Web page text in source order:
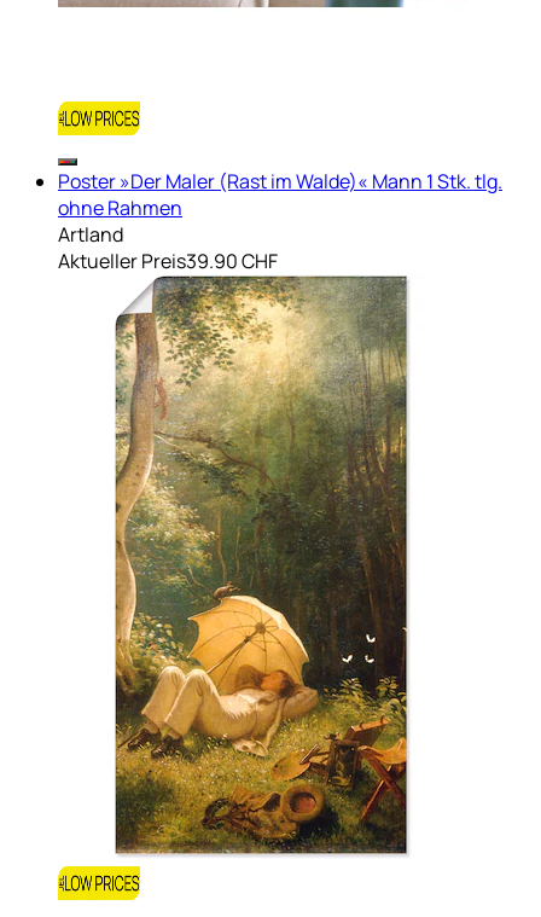
Poster »Der Maler (Rast im Walde)« Mann 1 Stk. tlg.
ohne Rahmen
Artland
Aktueller Preis39.90 CHF